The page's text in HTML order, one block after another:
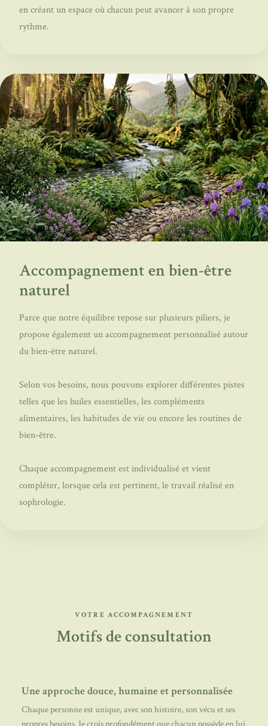
en créant un espace où chacun peut avancer à son propre
rythme.
Accompagnement en bien-être
naturel
Parce que notre équilibre repose sur plusieurs piliers, je
propose également un accompagnement personnalisé autour
du bien-être naturel.
Selon vos besoins, nous pouvons explorer différentes pistes
telles que les huiles essentielles, les compléments
alimentaires, les habitudes de vie ou encore les routines de
bien-être.
Chaque accompagnement est individualisé et vient
compléter, lorsque cela est pertinent, le travail réalisé en
sophrologie.
VOTRE ACCOMPAGNEMENT
Motifs de consultation
Une approche douce, humaine et personnalisée
Chaque personne est unique, avec son histoire, son vécu et ses